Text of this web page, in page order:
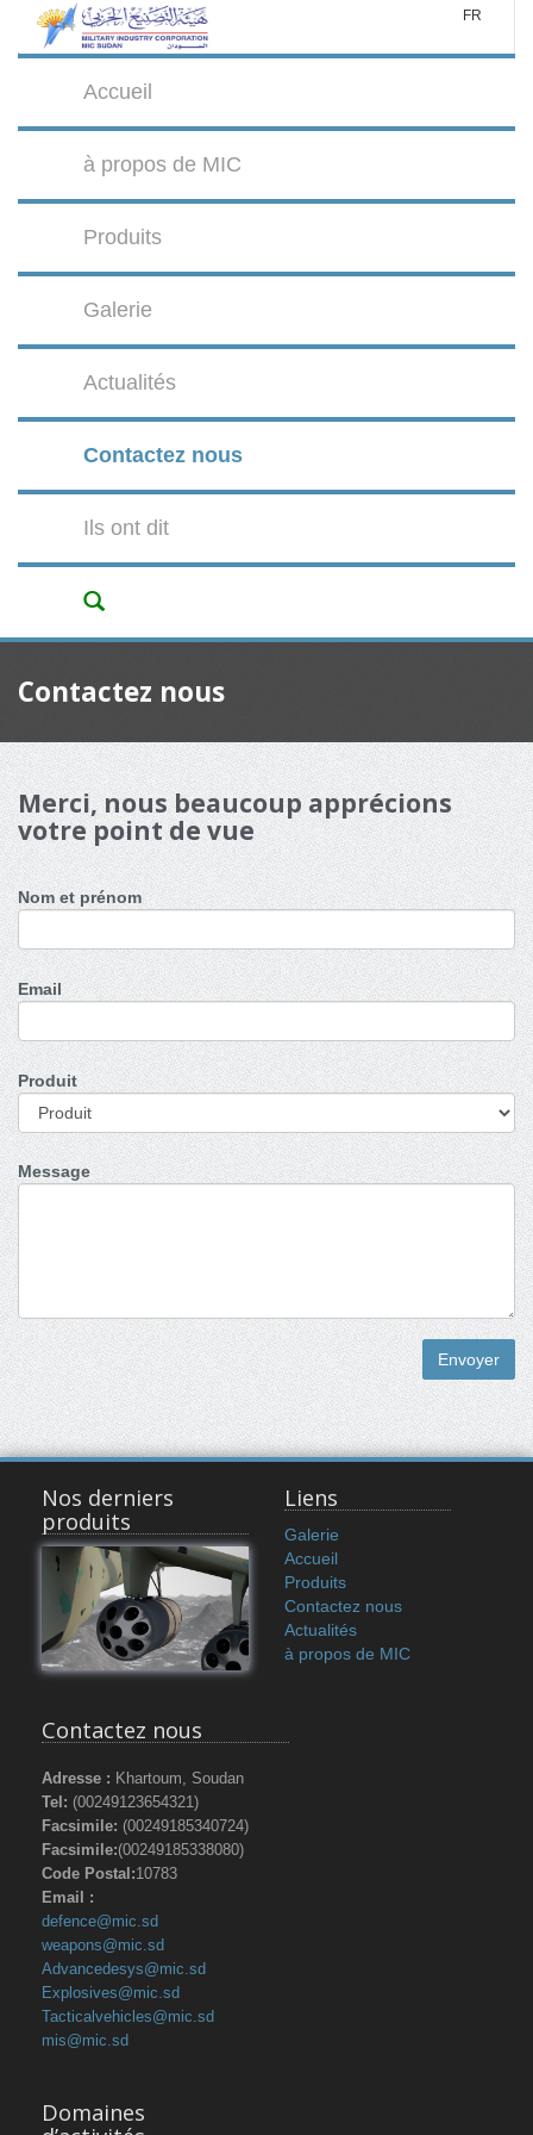
FR
Accueil
à propos de MIC
Produits
Galerie
Actualités
Contactez nous
Ils ont dit
Contactez nous
Merci, nous beaucoup apprécions
votre point de vue
Nom et prénom
Email
Produit
Message
Envoyer
Nos derniers
produits
Liens
Galerie
Accueil
Produits
Contactez nous
Actualités
à propos de MIC
Contactez nous
Adresse : Khartoum, Soudan
Tel: (00249123654321)
Facsimile: (00249185340724)
Facsimile:(00249185338080)
Code Postal:10783
Email :
defence@mic.sd
weapons@mic.sd
Advancedesys@mic.sd
Explosives@mic.sd
Tacticalvehicles@mic.sd
mis@mic.sd
Domaines